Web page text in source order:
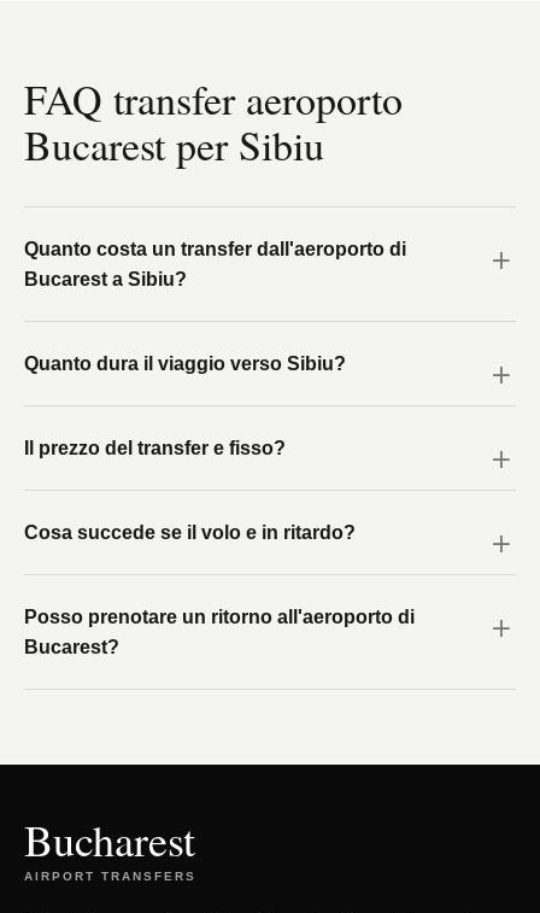
FAQ transfer aeroporto
Bucarest per Sibiu
Quanto costa un transfer dall'aeroporto di
Bucarest a Sibiu?
Quanto dura il viaggio verso Sibiu?
Il prezzo del transfer e fisso?
Cosa succede se il volo e in ritardo?
Posso prenotare un ritorno all'aeroporto di
Bucarest?
Bucharest
AIRPORT TRANSFERS